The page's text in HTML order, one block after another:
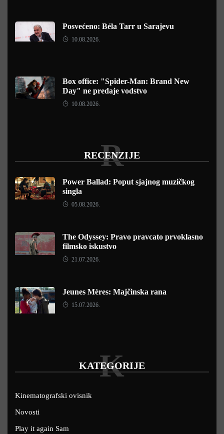
Posvećeno: Béla Tarr u Sarajevu
10.08.2026.
Box office: "Spider-Man: Brand New
Day" ne predaje vodstvo
10.08.2026.
RECENZIJE
R
Power Ballad: Poput sjajnog muzičkog
singla
05.08.2026.
The Odyssey: Pravo pravcato prvoklasno
filmsko iskustvo
21.07.2026.
Jeunes Mères: Majčinska rana
15.07.2026.
KATEGORIJE
K
Kinematografski ovisnik
Novosti
Play it again Sam